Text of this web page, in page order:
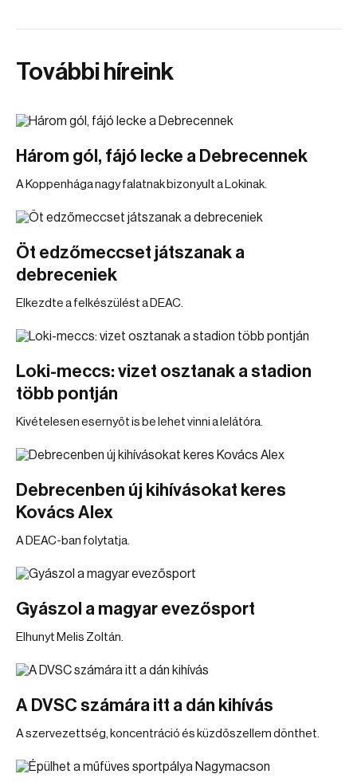
További híreink
Három gól, fájó lecke a Debrecennek
A Koppenhága nagy falatnak bizonyult a Lokinak.
Öt edzőmeccset játszanak a
debreceniek
Elkezdte a felkészülést a DEAC.
Loki-meccs: vizet osztanak a stadion
több pontján
Kivételesen esernyőt is be lehet vinni a lelátóra.
Debrecenben új kihívásokat keres
Kovács Alex
A DEAC-ban folytatja.
Gyászol a magyar evezősport
Elhunyt Melis Zoltán.
A DVSC számára itt a dán kihívás
A szervezettség, koncentráció és küzdőszellem dönthet.